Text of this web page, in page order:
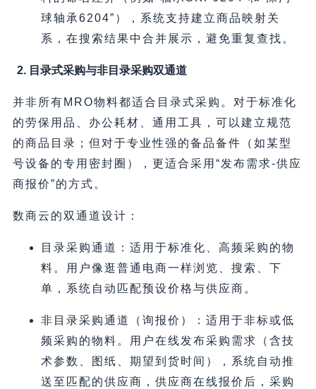
球轴承6204”），系统支持建立商品映射关
系，在搜索结果中合并展示，避免重复查找。
2. 目录式采购与非目录采购双通道
并非所有MRO物料都适合目录式采购。对于标准化
的劳保用品、办公耗材、通用工具，可以建立规范
的商品目录；但对于专业性强的备品备件（如某型
号设备的专用密封圈），更适合采用“发布需求-供应
商报价”的方式。
数商云的双通道设计：
目录采购通道：适用于标准化、高频采购的物
料。用户像逛普通电商一样浏览、搜索、下
单，系统自动匹配预设价格与供应商。
非目录采购通道（询报价）：适用于非标或低
频采购的物料。用户在线发布采购需求（含技
术参数、图纸、期望到货时间），系统自动推
送至匹配的供应商，供应商在线报价后，采购